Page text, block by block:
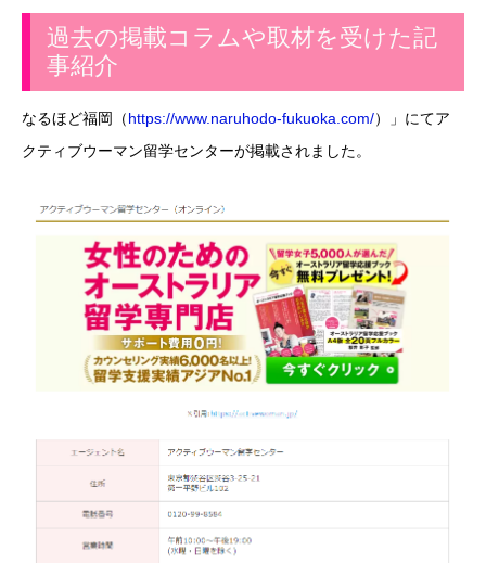
過去の掲載コラムや取材を受けた記
事紹介
なるほど福岡（https://www.naruhodo-fukuoka.com/）」にてア
クティブウーマン留学センターが掲載されました。